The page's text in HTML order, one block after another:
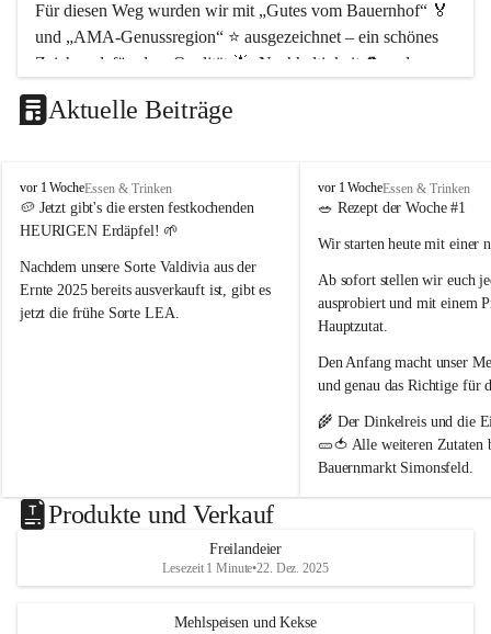
Für diesen Weg wurden wir mit „Gutes vom Bauernhof“ 🏅
und „AMA-Genussregion“ ⭐ ausgezeichnet – ein schönes
Zeichen dafür, dass Qualität 🌟, Nachhaltigkeit ♻️ und
Unser Hof liegt im Naturpark Leiser Berge 🏞️
arbeiten wir hier bewusst im Rhythmus der Natur 🌿🌤️.
Schön, dass ihr da seid 🥰 – und ein Stück echtes
Aktuelle Beiträge
P
o
p
B
a
u
e
vor 1 WocheEssen & Trinken
🥔 Jetzt gibt's die ersten festkochenden
HEURIGEN Erdäpfel! 🌱
Nachdem unsere Sorte Valdivia aus der
Ernte 2025 bereits ausverkauft ist, gibt es
jetzt die frühe Sorte LEA.
#heurige #erdäpfel #festkochend #regional
#direktvombbauernhof #hofpopp
#leiserberge #ernstbrunn #frischvomfeld
P
o
p
a
u
e
n
h
f
vor 1 WocheEssen & Trinken
🥗 Rezept der Woche #1
Wir starten heute mit einer
Ab sofort stellen wir euch
ausprobiert und mit einem
Hauptzutat.
Den Anfang macht unser
und genau das Richtige für
🌾 Der Dinkelreis und die
🥒🍅 Alle weiteren Zutaten
Bauernmarkt Simonsfeld.
Wir wünschen euch viel
genussvollen Sommer! 😊
Produkte und Verkauf
Freilandeier
Lesezeit 1 Minute•22. Dez. 2025
Mehlspeisen und Kekse